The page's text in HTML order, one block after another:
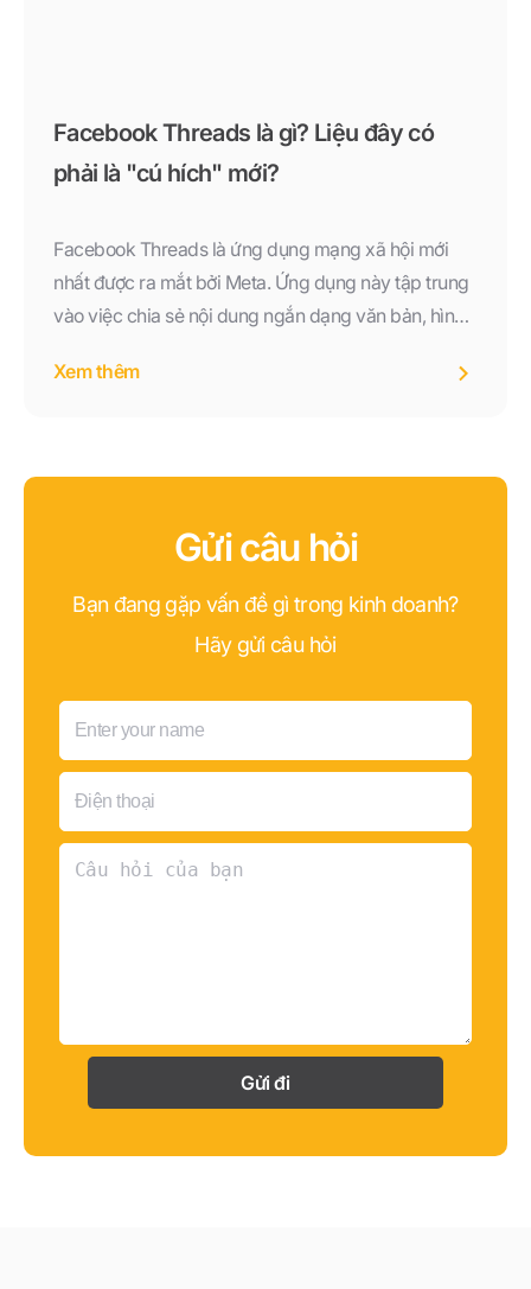
Facebook Threads là gì? Liệu đây có
phải là "cú hích" mới?
Facebook Threads là ứng dụng mạng xã hội mới
nhất được ra mắt bởi Meta. Ứng dụng này tập trung
vào việc chia sẻ nội dung ngắn dạng văn bản, hình
Xem thêm
Gửi câu hỏi
Bạn đang gặp vấn đề gì trong kinh doanh?
Hãy gửi câu hỏi
Gửi đi